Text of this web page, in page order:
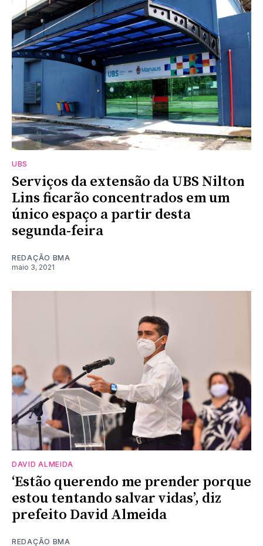
UBS
Serviços da extensão da UBS Nilton
Lins ficarão concentrados em um
único espaço a partir desta
segunda-feira
REDAÇÃO BMA
maio 3, 2021
DAVID ALMEIDA
‘Estão querendo me prender porque
estou tentando salvar vidas’, diz
prefeito David Almeida
REDAÇÃO BMA